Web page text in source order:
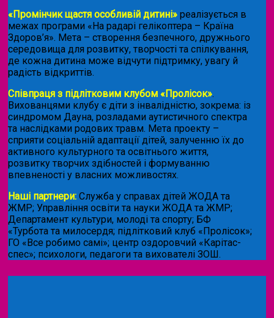
«Промінчик щастя особливій дитині» реалізується в
межах програми «На радарі гелікоптера – Країна
Здоров’я». Мета – створення безпечного, дружнього
середовища для розвитку, творчості та спілкування,
де кожна дитина може відчути підтримку, увагу й
радість відкриттів.
Співпраця з підлітковим клубом «Пролісок».
Вихованцями клубу є діти з інвалідністю, зокрема: із
синдромом Дауна, розладами аутистичного спектра
та наслідками родових травм. Мета проекту –
сприяти соціальній адаптації дітей, залученню їх до
активного культурного та освітнього життя,
розвитку творчих здібностей і формуванню
впевненості у власних можливостях.
Наші партнери: Служба у справах дітей ЖОДА та
ЖМР; Управління освіти та науки ЖОДА та ЖМР;
Департамент культури, молоді та спорту; БФ
«Турбота та милосердя; підлітковий клуб «Пролісок»;
ГО «Все робимо самі»; центр оздоровчий «Карітас-
спес»; психологи, педагоги та вихователі ЗОШ.